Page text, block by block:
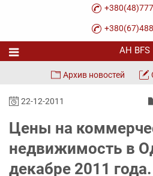
Архив новостей
22-12-2011
Цены на
недвижимость в
декабре 2011 года.